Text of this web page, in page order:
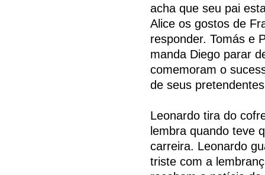
acha que seu pai
Alice os gostos de
responder. Tomás e
manda Diego parar
comemoram o
de seus
Leonardo tira do
lembra quando teve
carreira. Leonardo
triste com a